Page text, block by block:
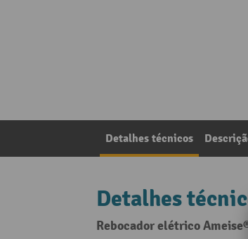
Detalhes técnicos
Detalhes
Rebocador elétrico